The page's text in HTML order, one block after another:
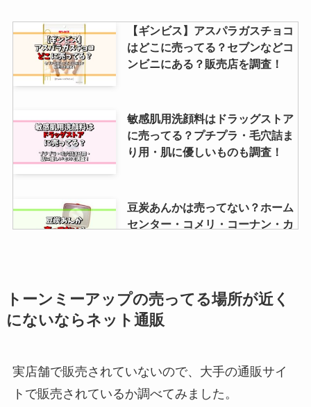
【ギンビス】アスパラガスチョコ
はどこに売ってる？セブンなどコ
ンビニにある？販売店を調査！
敏感肌用洗顔料はドラッグストア
に売ってる？プチプラ・毛穴詰ま
り用・肌に優しいものも調査！
豆炭あんかは売ってない？ホーム
センター・コメリ・コーナン・カ
【エテュセ】リップエッセンスが
廃盤はなぜ？リニューアル・復刻
はある？売ってる場所を調査！
る場所はどこ？コンビニ・ホーム
トーンミーアップの売ってる場所が近く
にないならネット通販
実店舗で販売されていないので、大手の通販サイ
トで販売されているか調べてみました。